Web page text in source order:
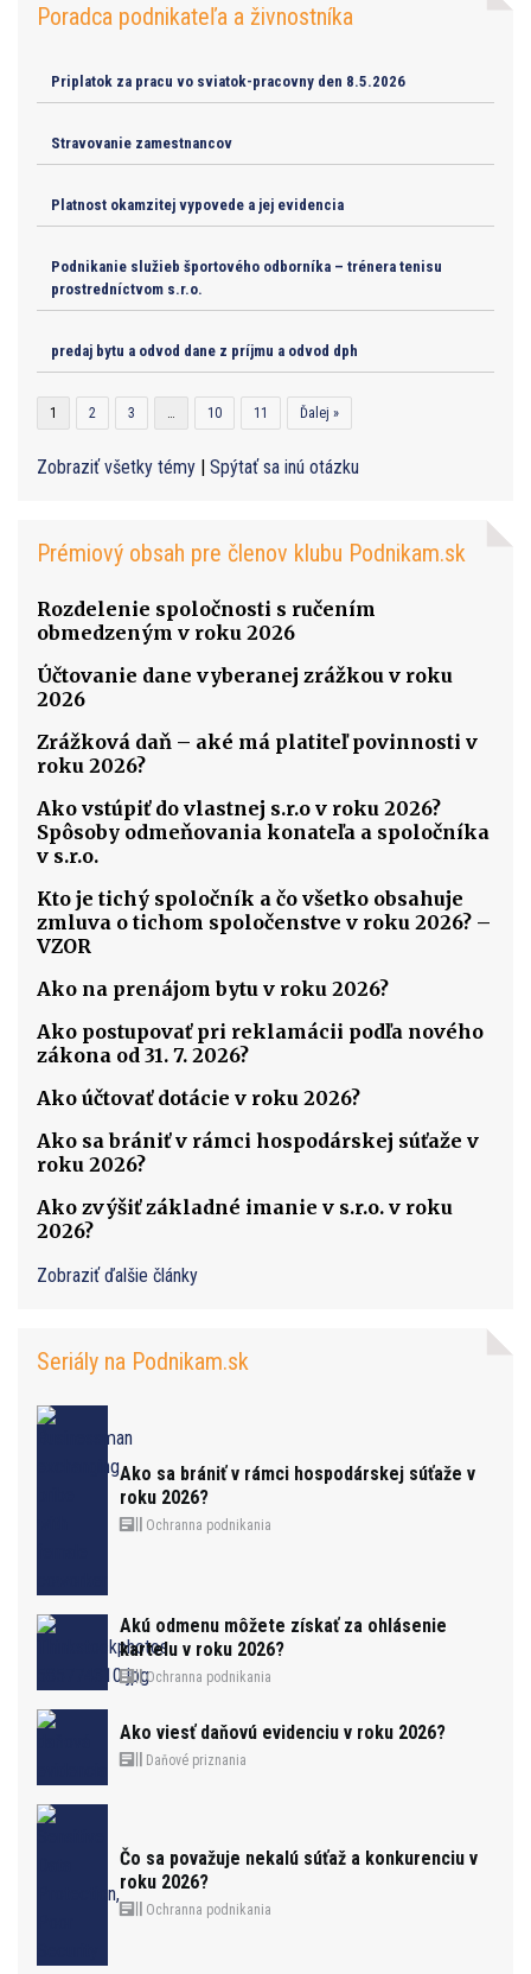
Poradca podnikateľa a živnostníka
Priplatok za pracu vo sviatok-pracovny den 8.5.2026
Stravovanie zamestnancov
Platnost okamzitej vypovede a jej evidencia
Podnikanie služieb športového odborníka – trénera tenisu
prostredníctvom s.r.o.
predaj bytu a odvod dane z príjmu a odvod dph
1 2 3 … 10 11 Ďalej »
Zobraziť všetky témy | Spýtať sa inú otázku
Prémiový obsah pre členov klubu Podnikam.sk
Rozdelenie spoločnosti s ručením
obmedzeným v roku 2026
Účtovanie dane vyberanej zrážkou v roku
2026
Zrážková daň – aké má platiteľ povinnosti v
roku 2026?
Ako vstúpiť do vlastnej s.r.o v roku 2026?
Spôsoby odmeňovania konateľa a spoločníka
v s.r.o.
Kto je tichý spoločník a čo všetko obsahuje
zmluva o tichom spoločenstve v roku 2026? –
VZOR
Ako na prenájom bytu v roku 2026?
Ako postupovať pri reklamácii podľa nového
zákona od 31. 7. 2026?
Ako účtovať dotácie v roku 2026?
Ako sa brániť v rámci hospodárskej súťaže v
roku 2026?
Ako zvýšiť základné imanie v s.r.o. v roku
2026?
Zobraziť ďalšie články
Seriály na Podnikam.sk
Ako sa brániť v rámci hospodárskej súťaže v
roku 2026?
Ochranna podnikania
Akú odmenu môžete získať za ohlásenie
kartelu v roku 2026?
Ochranna podnikania
Ako viesť daňovú evidenciu v roku 2026?
Daňové priznania
Čo sa považuje nekalú súťaž a konkurenciu v
roku 2026?
Ochranna podnikania